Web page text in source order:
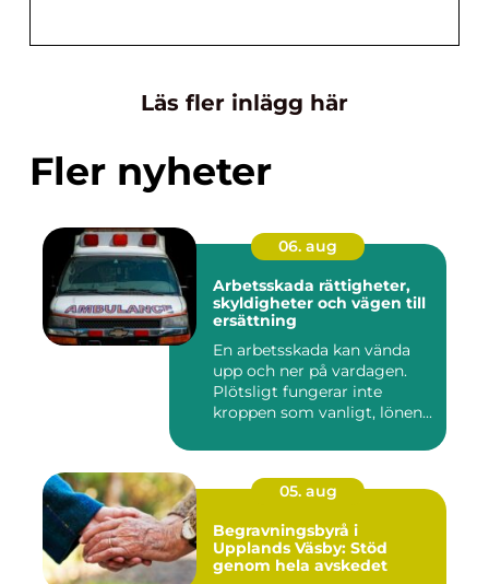
Läs fler inlägg här
Fler nyheter
06. aug
Arbetsskada rättigheter,
skyldigheter och vägen till
ersättning
En arbetsskada kan vända
upp och ner på vardagen.
Plötsligt fungerar inte
kroppen som vanligt, lönen...
05. aug
Begravningsbyrå i
Upplands Väsby: Stöd
genom hela avskedet